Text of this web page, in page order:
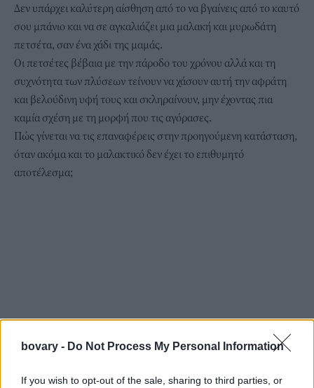
bovary - Do Not Process My Personal Information
If you wish to opt-out of the sale, sharing to third parties, or
Δεν υπάρχει καλύτερη αίσθηση από το να βγαίνεις από το καυτό
σου μπάνιο και να σε αγκαλιάζει μια μαλακή και μυρωδάτη
πετσέτα, σαν ένα χάδι της μαμάς.
Οι πετσέτες βέβαια με την πάροδο του χρόνου αλλά και τη
συχνότητα των πλύσεων τείνουν να χάσουν αυτή την αφράτη
και βελούδινη υφή τους και σκληραίνουν, μην έχοντας πια
καμία σχέση με τη μορφή που τις αγόρασες.
Πώς γίνεται να τις επαναφέρεις στην προηγούμενη κατάσταση,
όταν ακόμα και το μαλακτικό δεν έχει το επιθυμητό
αποτέλεσμα;